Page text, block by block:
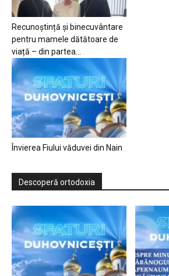
Recunoștință și binecuvântare
pentru mamele dătătoare de
viață – din partea...
Învierea Fiului văduvei din Nain
Descoperă ortodoxia